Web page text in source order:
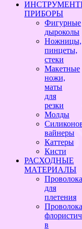
ПРИБОРЫ
Фигурные
дыроколы
Ножницы,
пинцеты,
стеки
Макетные
ножи,
маты
для
резки
Молды
вайнеры
Каттеры
Кисти
РАСХОДНЫЕ
МАТЕРИАЛЫ
Проволока
для
плетения
Проволока
в